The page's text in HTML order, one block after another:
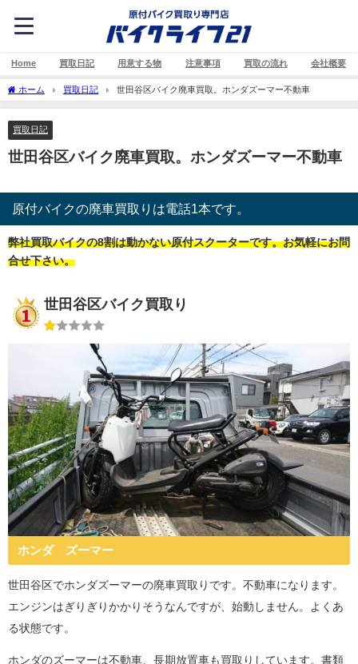
Home 買取日記 用意する物 注意事項 買取の流れ 会社概要
ホーム 買取日記 世田谷区バイク廃車買取。ホンダズーマー不動車
買取日記
世田谷区バイク廃車買取。ホンダズーマー不動車
原付バイクの廃車買取りは電話1本です。
弊社買取バイクの8割は動かない原付スクーターです。お気軽にお問
合せ下さい。
世田谷区バイク買取り
ホンダ ズーマー
世田谷区でホンダズーマーの廃車買取りです。不動車になります。
エンジンはぎりぎりかかりそうなんですが、始動しません。よくあ
る状態です。
ホンダのズーマーは不動車、長期放置車も買取りしています。書類